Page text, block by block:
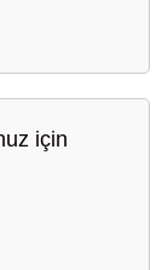
için